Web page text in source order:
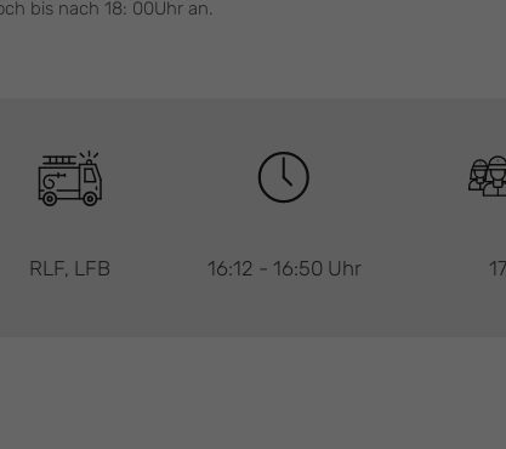
bis nach 18: 00Uhr an.
RLF, LFB 16:12 - 16:50 Uhr 17